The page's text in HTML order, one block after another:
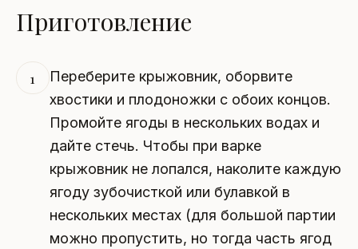
Приготовление
1
Переберите крыжовник, оборвите
хвостики и плодоножки с обоих концов.
Промойте ягоды в нескольких водах и
дайте стечь. Чтобы при варке
крыжовник не лопался, наколите каждую
ягоду зубочисткой или булавкой в
нескольких местах (для большой партии
можно пропустить, но тогда часть ягод